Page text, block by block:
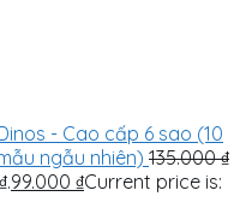
- Cao cấp 6 sao (10
ngẫu nhiên) 135.000₫
99.000 ₫Current price is: